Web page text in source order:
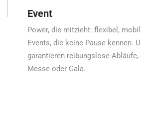
Event
Power, die mitzieht: flexibel,
Events, die keine Pause kennen.
garantieren reibungslose Abläufe,
Messe oder Gala.